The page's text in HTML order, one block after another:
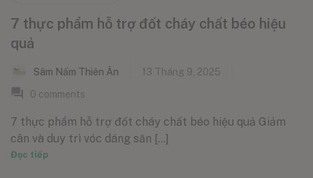
7 thực phẩm hỗ trợ đốt cháy chất béo hiệu
quả
Sâm Nấm Thiên Ân
13 Tháng 9, 2025
0 comments
7 thực phẩm hỗ trợ đốt cháy chất béo hiệu quả Giảm
cân và duy trì vóc dáng săn [...]
Đọc tiếp